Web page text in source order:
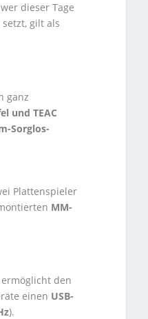
dieser Tage
gilt als
ganz
und TEAC
Sorglos-
Plattenspieler
MM-
den
einen USB-
).